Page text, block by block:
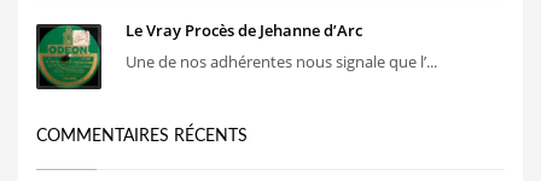
Le Vray Procès de Jehanne d’Arc
Une de nos adhérentes nous signale que l’...
COMMENTAIRES RÉCENTS